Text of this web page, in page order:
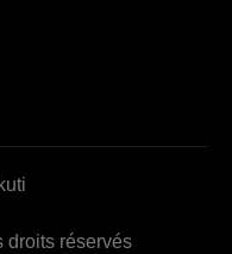
réservés